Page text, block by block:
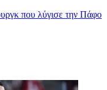
που λύγισε την Πάφο